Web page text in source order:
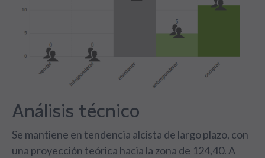
Análisis técnico
Se mantiene en tendencia alcista de largo plazo, con
una proyección teórica hacia la zona de 124,40. A